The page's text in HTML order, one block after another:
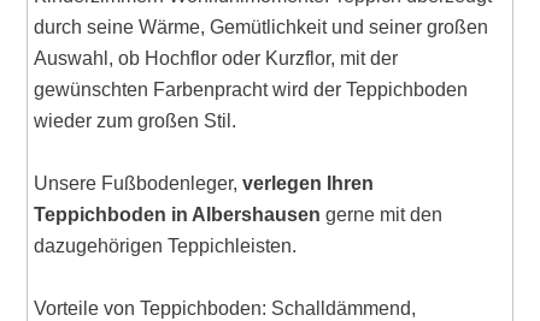
durch seine Wärme, Gemütlichkeit und seiner großen
Auswahl, ob Hochflor oder Kurzflor, mit der
gewünschten Farbenpracht wird der Teppichboden
wieder zum großen Stil.
Unsere Fußbodenleger,verlegen Ihren
Teppichboden in Albershausen gerne mit den
dazugehörigen Teppichleisten.
Vorteile von Teppichboden: Schalldämmend,